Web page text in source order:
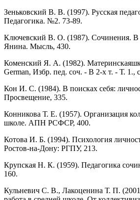
Зеньковский В. В. (1997). Русская
Педагогика. №2. 73-89.
Ключевский В. О. (1987). Сочинения. В
Янина. Мысль, 430.
Коменский Я. А. (1982).
German, Избр. пед. соч. - В 2-х т. - Т. 1.,
Кон И. С. (1984). В поисках себя:
Просвещение, 335.
Конникова Т. Е. (1957). Организация
шко­ле. АПН РСФСР, 400.
Котова И. Б. (1994). Психология
Ростов-на-Дону: РГПУ, 213.
Крупская Н. К. (1959). Педагогика
160.
Кульневич С. В., Лакоценина Т. П.